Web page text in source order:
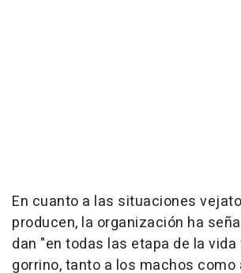
En cuanto a las situaciones
producen, la organización ha
dan "en todas las etapa de la
gorrino, tanto a los machos como